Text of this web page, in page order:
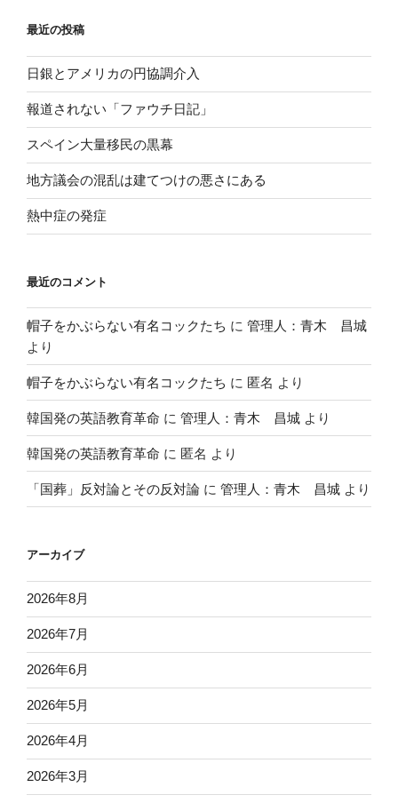
最近の投稿
日銀とアメリカの円協調介入
報道されない「ファウチ日記」
スペイン大量移民の黒幕
地方議会の混乱は建てつけの悪さにある
熱中症の発症
最近のコメント
帽子をかぶらない有名コックたち に 管理人：青木 昌城
より
帽子をかぶらない有名コックたち に 匿名 より
韓国発の英語教育革命 に 管理人：青木 昌城 より
韓国発の英語教育革命 に 匿名 より
「国葬」反対論とその反対論 に 管理人：青木 昌城 より
アーカイブ
2026年8月
2026年7月
2026年6月
2026年5月
2026年4月
2026年3月